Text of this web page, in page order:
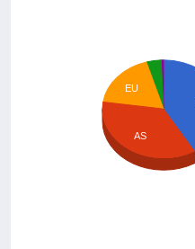
EU
AS